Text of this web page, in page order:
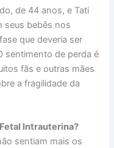
de 44 anos, e Tati
seus bebês nos
que deveria ser
sentimento de perda é
fãs e outras mães
a fragilidade da
Intrauterina?
sentiam mais os